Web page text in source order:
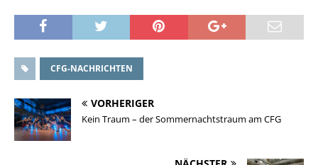
CFG-NACHRICHTEN
VORHERIGER
Kein Traum – der Sommernachtstraum am CFG